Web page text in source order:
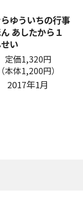
ゆういちの行事
あしたから１
い
定価1,320円
（本体1,200円）
2017年1月